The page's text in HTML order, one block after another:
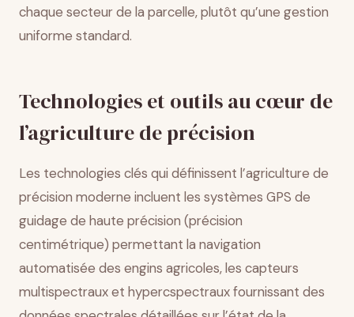
chaque secteur de la parcelle, plutôt qu’une gestion
uniforme standard.
Technologies et outils au cœur de
l’agriculture de précision
Les technologies clés qui définissent l’agriculture de
précision moderne incluent les systèmes GPS de
guidage de haute précision (précision
centimétrique) permettant la navigation
automatisée des engins agricoles, les capteurs
multispectraux et hypercspectraux fournissant des